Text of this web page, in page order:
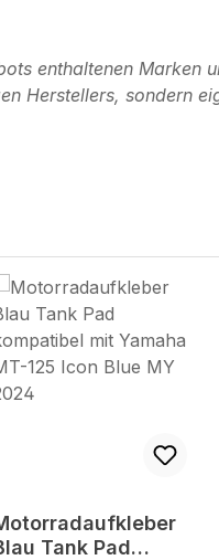
enthaltenen
Herstellers, sondern
Tank Pad